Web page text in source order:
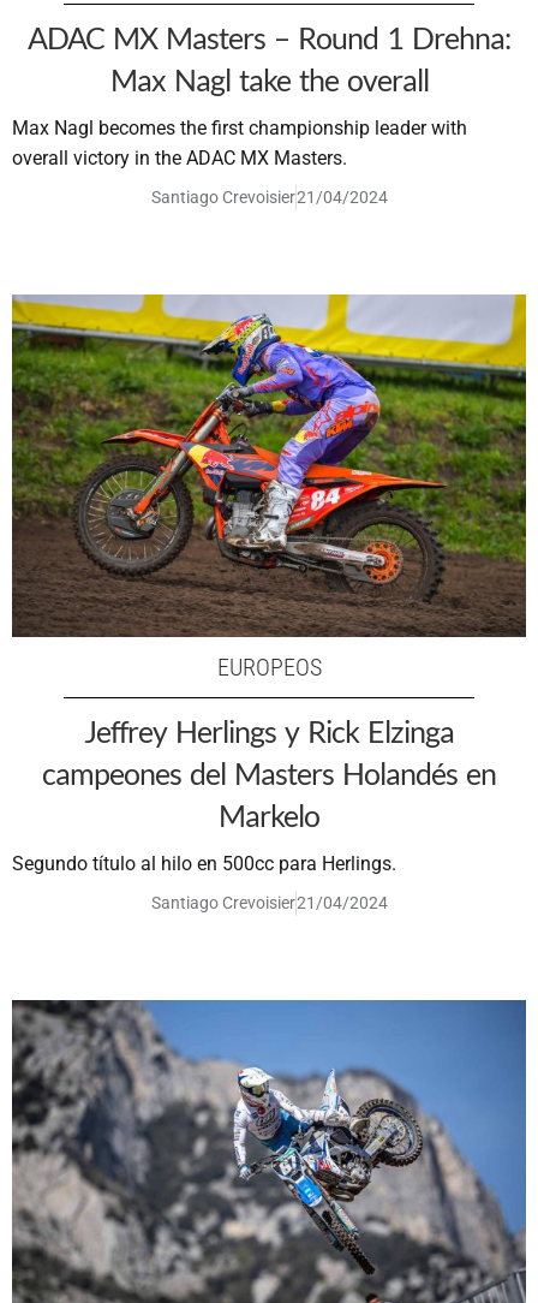
ADAC MX Masters – Round 1 Drehna:
Max Nagl take the overall
Max Nagl becomes the first championship leader with
overall victory in the ADAC MX Masters.
Santiago Crevoisier21/04/2024
EUROPEOS
Jeffrey Herlings y Rick Elzinga
campeones del Masters Holandés en
Markelo
Segundo título al hilo en 500cc para Herlings.
Santiago Crevoisier21/04/2024